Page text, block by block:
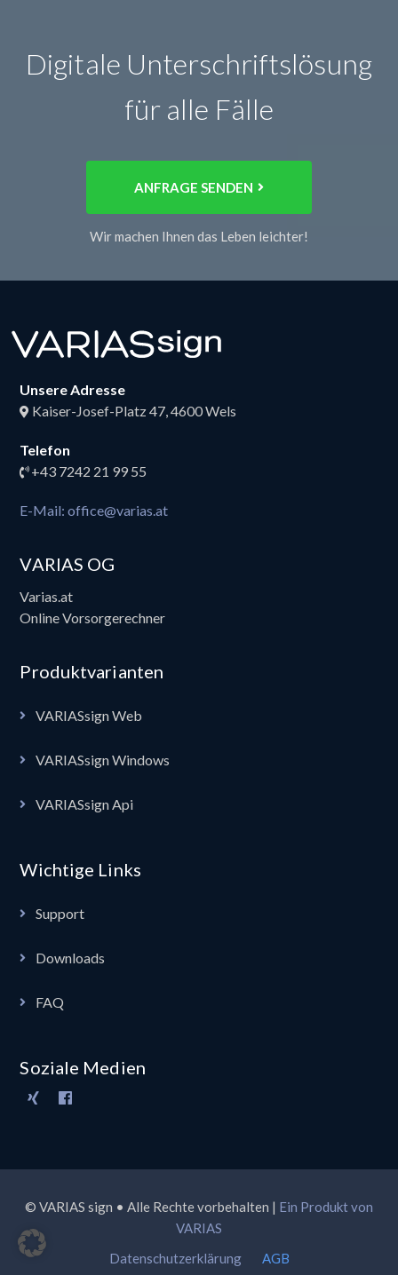
Digitale Unterschriftslösung
für alle Fälle
ANFRAGE SENDEN
Wir machen Ihnen das Leben leichter!
Unsere Adresse
Kaiser-Josef-Platz 47, 4600 Wels
Telefon
+43 7242 21 99 55
E-Mail: office@varias.at
VARIAS OG
Varias.at
Online Vorsorgerechner
Produktvarianten
VARIASsign Web
VARIASsign Windows
VARIASsign Api
Wichtige Links
Support
Downloads
FAQ
Soziale Medien
© VARIAS sign • Alle Rechte vorbehalten | Ein Produkt von
VARIAS
Datenschutzerklärung
AGB